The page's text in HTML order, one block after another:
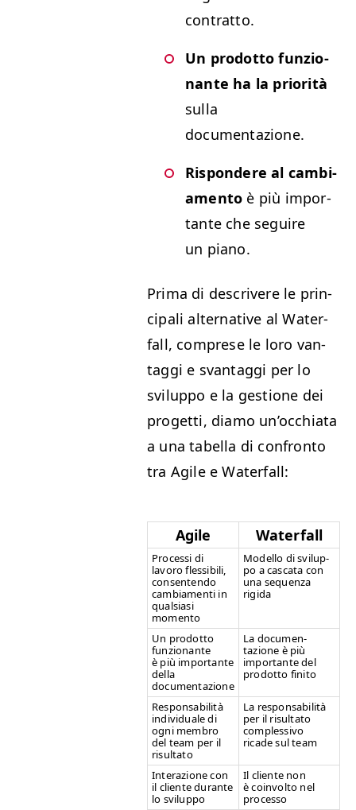
contratto.
Un prodot­to fun­zio­
nante ha la pri­or­ità
sul­la
documentazione.
Rispon­dere al cam­bi­
a­men­to è più impor­
tante che seguire
un piano.
Pri­ma di descri­vere le prin­
ci­pali alter­na­tive al Water­
fall, com­p­rese le loro van­
tag­gi e svan­tag­gi per lo
svilup­po e la ges­tione dei
prog­et­ti, diamo un’oc­chi­a­ta
a una tabel­la di con­fron­to
tra Agile e Waterfall:
Agile Water­fall
Pro­ces­si di
lavoro flessibili,
con­sen­ten­do
cam­bi­a­men­ti in
qual­si­asi
momento
Mod­el­lo di svilup­
po a cas­ca­ta con
una sequen­za
rigida
Un prodot­to
fun­zio­nante
è più impor­tante
del­la
documentazione
La doc­u­men­
tazione è più
impor­tante del
prodot­to finito
Respon­s­abil­ità
indi­vid­uale di
ogni mem­bro
del team per il
risultato
La respon­s­abil­ità
per il risul­ta­to
com­p­lessi­vo
ricade sul team
Inter­azione con
il cliente durante
lo sviluppo
Il cliente non
è coin­volto nel
processo